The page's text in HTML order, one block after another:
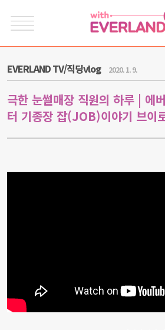
EVERLAND TV/직딩vlog 2020. 1. 9.
극한 눈썰매장 직원의 하루 | 에
터 기종장 잡(JOB)이야기 브이